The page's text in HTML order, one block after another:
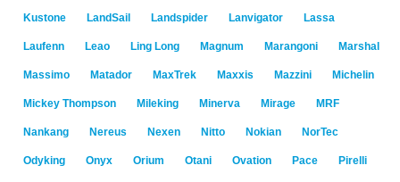
Kustone LandSail Landspider Lanvigator Lassa
Laufenn Leao Ling Long Magnum Marangoni Marshal
Massimo Matador MaxTrek Maxxis Mazzini Michelin
Mickey Thompson Mileking Minerva Mirage MRF
Nankang Nereus Nexen Nitto Nokian NorTec
Odyking Onyx Orium Otani Ovation Pace Pirelli